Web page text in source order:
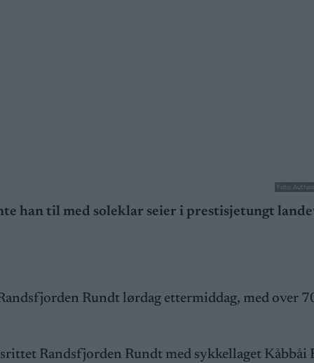
Foto:
han til med soleklar seier i prestisjetungt
Rundt lørdag ettermiddag, med over
Randsfjorden Rundt med sykkellaget Kåbbåi